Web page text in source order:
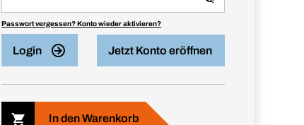
Passwort vergessen? Konto wieder aktivieren?
Login Jetzt Konto eröffnen
In den Warenkorb